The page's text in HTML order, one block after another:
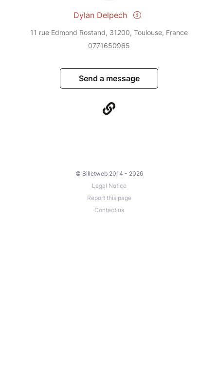
Dylan Delpech
11 rue Edmond Rostand, 31200, Toulouse, France
0771650965
Send a message
© Billetweb 2014 - 2026
Legal Notice
Report this page
Contact us